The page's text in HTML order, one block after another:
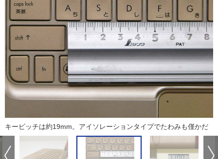
キーピッチは約19mm。アイソレーションタイプでたわみも僅かだ